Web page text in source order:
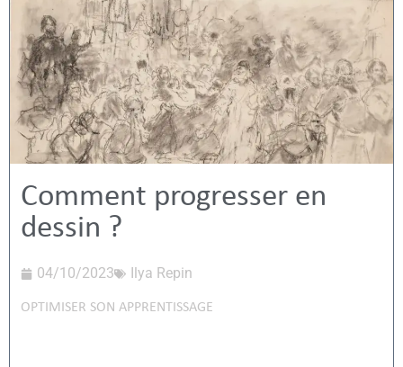
Comment progresser en
dessin ?
04/10/2023 Ilya Repin
OPTIMISER SON APPRENTISSAGE